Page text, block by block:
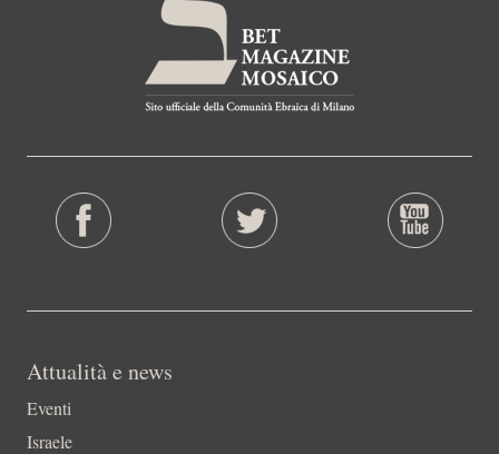
Attualità e news
Eventi
Israele